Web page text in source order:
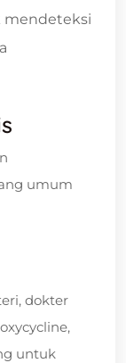
mendeteksi
umum
dokter
untuk